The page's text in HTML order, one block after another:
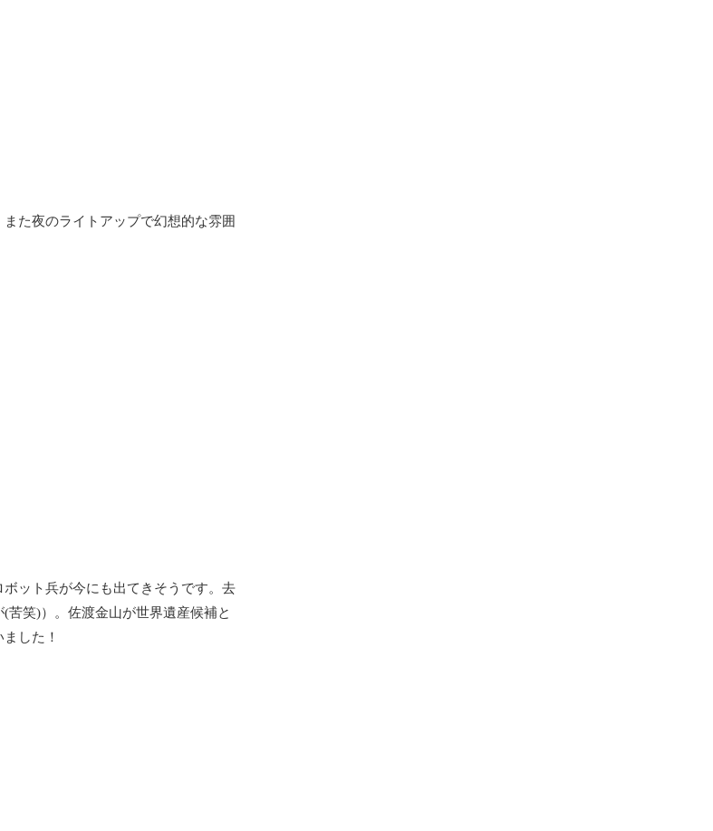
た夜のライトアップで幻想的な雰囲
ット兵が今にも出てきそうです。去
笑)）。佐渡金山が世界遺産候補と
した！